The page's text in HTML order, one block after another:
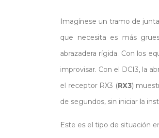
Imagínese un tramo de
que necesita es más
abrazadera rígida. Con los
improvisar. Con el DCI3, la
el receptor RX3 (RX3)
de segundos, sin iniciar la
Este es el tipo de situación